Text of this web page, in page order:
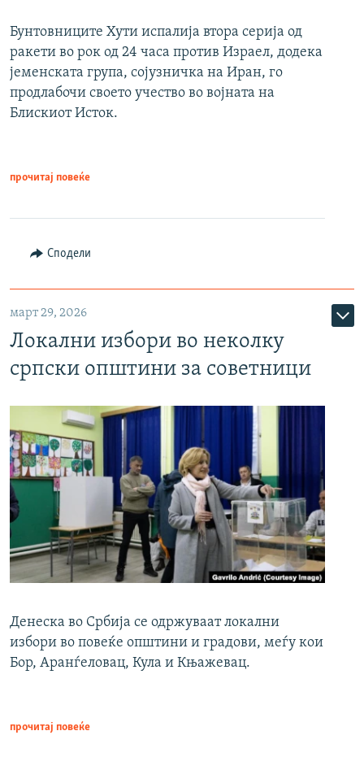
Бунтовниците Хути испалија втора серија од
ракети во рок од 24 часа против Израел, додека
јеменската група, сојузничка на Иран, го
продлабочи своето учество во војната на
Блискиот Исток.
прочитај повеќе
Сподели
март 29, 2026
Локални избори во неколку
српски општини за советници
Денеска во Србија се одржуваат локални
избори во повеќе општини и градови, меѓу кои
Бор, Аранѓеловац, Кула и Књажевац.
прочитај повеќе